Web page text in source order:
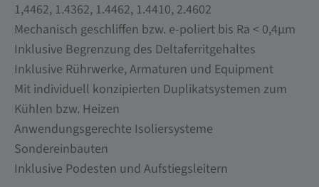
1,4462, 1.4362, 1.4462, 1.4410, 2.4602
Mechanisch geschliffen bzw. e-poliert bis Ra < 0,4µm
Inklusive Begrenzung des Deltaferritgehaltes
Inklusive Rührwerke, Armaturen und Equipment
Mit individuell konzipierten Duplikatsystemen zum
Kühlen bzw. Heizen
Anwendungsgerechte Isoliersysteme
Sondereinbauten
Inklusive Podesten und Aufstiegsleitern